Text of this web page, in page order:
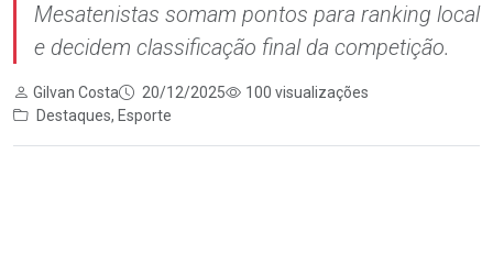
Mesatenistas somam pontos para ranking local
e decidem classificação final da competição.
Gilvan Costa 20/12/2025
100 visualizações
Destaques, Esporte